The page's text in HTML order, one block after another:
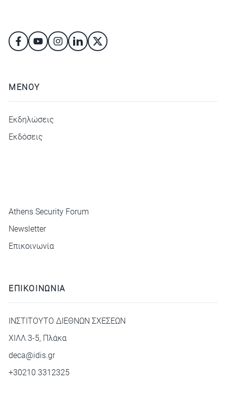
ΜΕΝΟΥ
Εκδηλώσεις
Εκδόσεις
Athens Security Forum
Newsletter
Επικοινωνία
ΕΠΙΚΟΙΝΩΝΙΑ
ΙΝΣΤΙΤΟΥΤΟ ΔΙΕΘΝΩΝ ΣΧΕΣΕΩΝ
ΧΙΛΛ 3-5, Πλάκα
deca@idis.gr
+30210 3312325